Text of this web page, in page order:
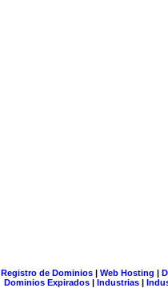
Registro de Dominios| Web Hosting |
Dominios Expirados | Industrias |